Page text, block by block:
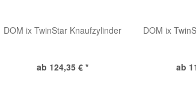
DOM ix TwinStar Knaufzylinder
ab 124,35 € *
DOM ix
ab